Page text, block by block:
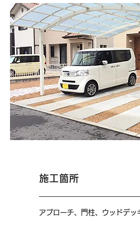
施工箇所
アプローチ、門柱、ウッドデ